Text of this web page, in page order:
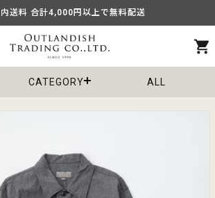
内送料 合計4,000円以上で無料配送
カ
ー
CATEGORY ALL